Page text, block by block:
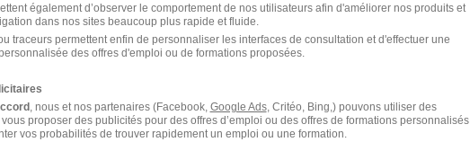
000 € / an 6 mois
également d’observer le comportement de nos utilisateurs afin d'améliorer nos produits et
dans nos sites beaucoup plus rapide et fluide.
traceurs permettent enfin de personnaliser les interfaces de consultation et d'effectuer une
des offres d'emploi ou de formations proposées.
, nous et nos partenaires (Facebook, Google Ads, Critéo, Bing,) pouvons utiliser des
proposer des publicités pour des offres d’emploi ou des offres de formations personnalisés
vos probabilités de trouver rapidement un emploi ou une formation.